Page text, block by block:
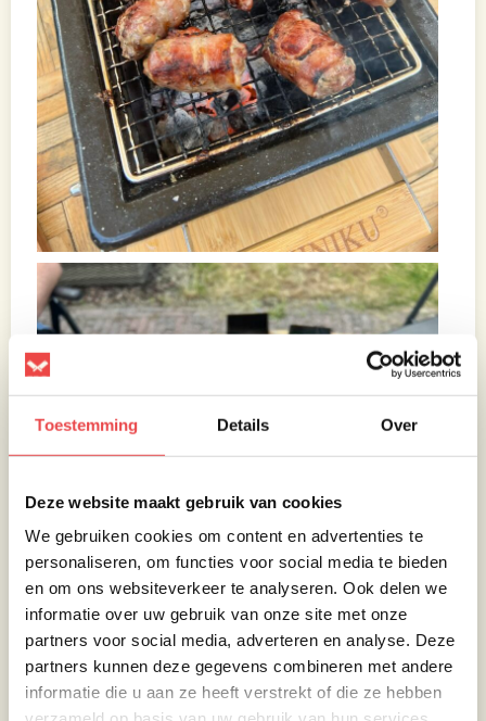
Toestemming Details Over
Deze website maakt gebruik van cookies
We gebruiken cookies om content en advertenties te
personaliseren, om functies voor social media te bieden
en om ons websiteverkeer te analyseren. Ook delen we
informatie over uw gebruik van onze site met onze
partners voor social media, adverteren en analyse. Deze
partners kunnen deze gegevens combineren met andere
informatie die u aan ze heeft verstrekt of die ze hebben